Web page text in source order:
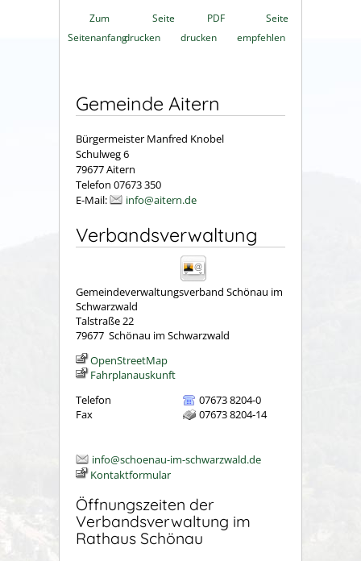
Zum
Seitenanfang
Seite
drucken
PDF
drucken
Seite
empfehlen
Gemeinde Aitern
Bürgermeister Manfred Knobel
Schulweg 6
79677 Aitern
Telefon 07673 350
E-Mail:
info@aitern.de
Verbandsverwaltung
Gemeindeverwaltungsverband Schönau im
Schwarzwald
Talstraße 22
79677 Schönau im Schwarzwald
OpenStreetMap
Fahrplanauskunft
Telefon
07673 8204-0
Fax
07673 8204-14
info@schoenau-im-schwarzwald.de
Kontaktformular
Öffnungszeiten der
Verbandsverwaltung im
Rathaus Schönau